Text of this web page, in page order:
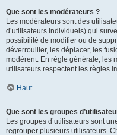
Que sont les modérateurs ?
Les modérateurs sont des
d’utilisateurs individuels) qui
possibilité de modifier ou de
déverrouiller, les déplacer, les
modèrent. En règle générale, les
utilisateurs respectent les règles
Haut
Que sont les groupes
Les groupes d’utilisateurs sont
regrouper plusieurs utilisateurs.